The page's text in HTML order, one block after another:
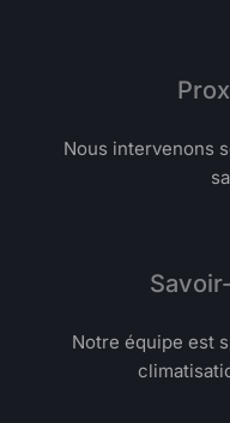
Nous intervenons
Notre équipe est